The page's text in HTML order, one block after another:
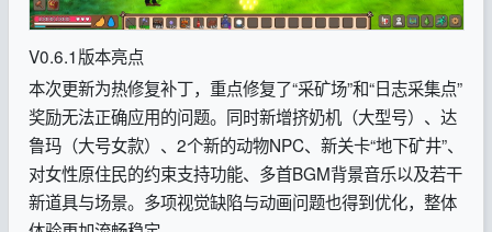
V0.6.1版本亮点
本次更新为热修复补丁，重点修复了“采矿场”和“日志采集点”
奖励无法正确应用的问题。同时新增挤奶机（大型号）、达
鲁玛（大号女款）、2个新的动物NPC、新关卡“地下矿井”、
对女性原住民的约束支持功能、多首BGM背景音乐以及若干
新道具与场景。多项视觉缺陷与动画问题也得到优化，整体